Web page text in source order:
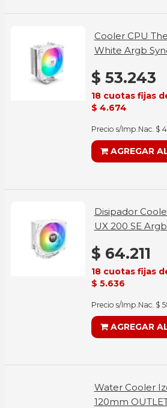
Cooler CPU
White Argb
$ 53.243
18 cuotas fijas
$ 4.674
Precio s/Imp.Nac. $
AGREGAR
Disipador
UX 200 SE
$ 64.211
18 cuotas fijas
$ 5.636
Precio s/Imp.Nac. $
AGREGAR
Water Cooler
120mm